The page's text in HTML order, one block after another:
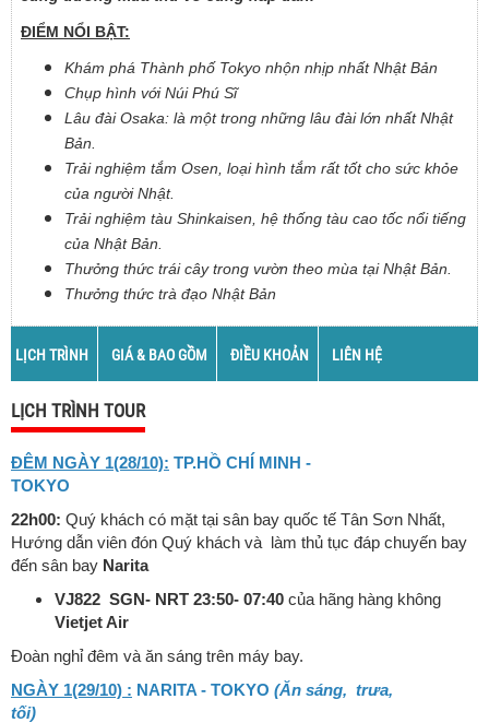
ĐIỂM NỔI BẬT:
Khám phá Thành phố Tokyo nhộn nhịp nhất Nhật Bản
Chụp hình với Núi Phú Sĩ
Lâu đài Osaka: là một trong những lâu đài lớn nhất Nhật
Bản.
Trải nghiệm tắm Osen, loại hình tắm rất tốt cho sức khỏe
của người Nhật.
Trải nghiệm tàu Shinkaisen, hệ thống tàu cao tốc nổi tiếng
của Nhật Bản.
Thưởng thức trái cây trong vườn theo mùa tại Nhật Bản.
Thưởng thức trà đạo Nhật Bản
LỊCH TRÌNH GIÁ & BAO GỒM ĐIỀU KHOẢN LIÊN HỆ
LỊCH TRÌNH TOUR
ĐÊM NGÀY 1(28/10): TP.HỒ CHÍ MINH -
TOKYO
22h00: Quý khách có mặt tại sân bay quốc tế Tân Sơn Nhất,
Hướng dẫn viên đón Quý khách và làm thủ tục đáp chuyến bay
đến sân bay Narita
VJ822 SGN- NRT 23:50- 07:40 của hãng hàng không
Vietjet Air
Đoàn nghỉ đêm và ăn sáng trên máy bay.
NGÀY 1(29/10) : NARITA - TOKYO (Ăn sáng, trưa,
tối)